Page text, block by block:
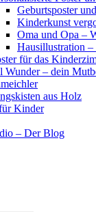
Geburtsposter
Kinderkunst
Oma und Opa –
Hausillustration
für das
Wunder – dein
aus Holz
Kinder
– Der Blog